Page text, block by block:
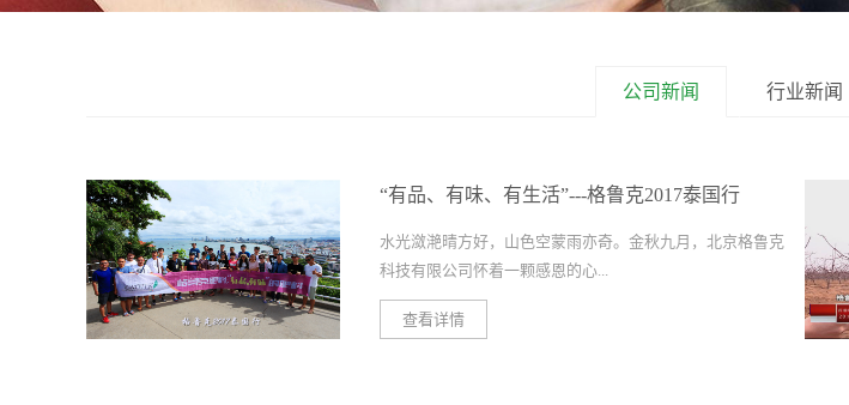
公司新闻 行业新闻
“有品、有味、有生活”---格鲁克2017泰国行
水光潋滟晴方好，山色空蒙雨亦奇。金秋九月，北京格鲁克
科技有限公司怀着一颗感恩的心...
查看详情